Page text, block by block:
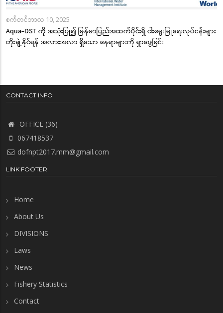
စက်တင်ဘာလ 10, 2025
Aqua-DST ကို အသုံးပြု၍ မြန်မာပြည်အထက်ပိုင်းရှိ ငါးမွေးမြူရေးလုပ်ငန်းများ
တိုးချဲ့နိုင်ရန် အလားအလာ ရှိသော နေရာများကို ရှာဖွေခြင်း
CONTACT INFO
OFFICE (36)
067418537
dofnpt2017.mm@gmail.com
LINK FOOTER
Home
About Us
DIVISIONS
Laws
News
Fishery Statistics
Contact